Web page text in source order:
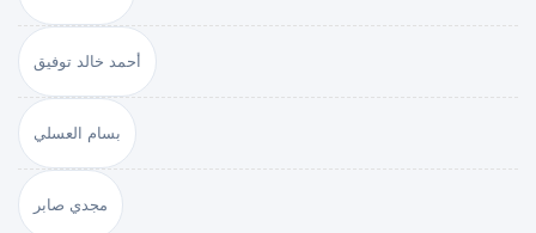
أحمد خالد توفيق
بسام العسلي
مجدي صابر